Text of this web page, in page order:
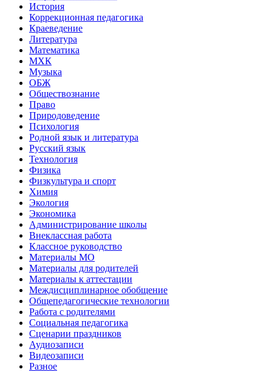
История
Коррекционная педагогика
Краеведение
Литература
Математика
МХК
Музыка
ОБЖ
Обществознание
Право
Природоведение
Психология
Родной язык и литература
Русский язык
Технология
Физика
Физкультура и спорт
Химия
Экология
Экономика
Администрирование школы
Внеклассная работа
Классное руководство
Материалы МО
Материалы для родителей
Материалы к аттестации
Междисциплинарное обобщение
Общепедагогические технологии
Работа с родителями
Социальная педагогика
Сценарии праздников
Аудиозаписи
Видеозаписи
Разное